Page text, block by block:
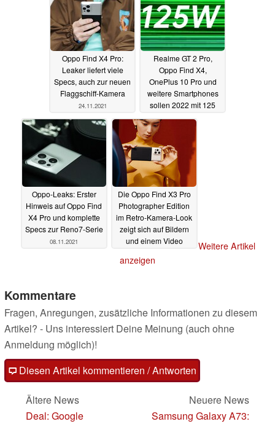
01.12.2021
Oppo Find X4 Pro:
Leaker liefert viele
Specs, auch zur neuen
Flaggschiff-Kamera
24.11.2021
Realme GT 2 Pro,
Oppo Find X4,
OnePlus 10 Pro und
weitere Smartphones
sollen 2022 mit 125
Watt laden15.11.2021
Oppo-Leaks: Erster
Hinweis auf Oppo Find
X4 Pro und komplette
Specs zur Reno7-Serie
08.11.2021
Die Oppo Find X3 Pro
Photographer Edition
im Retro-Kamera-Look
zeigt sich auf Bildern
und einem Video
Weitere Artikel
anzeigen
Kommentare
Fragen, Anregungen, zusätzliche Informationen zu diesem
Artikel? - Uns interessiert Deine Meinung (auch ohne
Anmeldung möglich)!
Diesen Artikel kommentieren / Antworten
Ältere News
Deal: Google
Neuere News
Samsung Galaxy A73: